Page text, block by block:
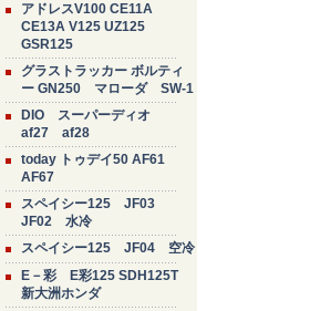
アドレスV100 CE11A
CE13A V125 UZ125
GSR125
グラストラッカー ボルティ
ー GN250 マローダ SW-1
DIO スーパーディオ
af27 af28
today トゥデイ50 AF61
AF67
スペイシー125 JF03
JF02 水冷
スペイシー125 JF04 空冷
E－彩 E彩125 SDH125T
新大洲ホンダ